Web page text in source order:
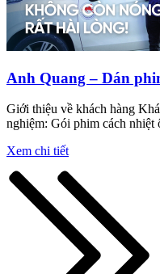
Anh Quang – Dán
Giới thiệu về khách hàng
nghiệm: Gói phim cách nhiệt
Xem chi tiết